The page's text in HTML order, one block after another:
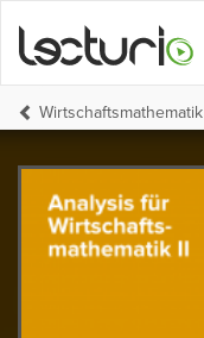
Wirtschaftsmathematik